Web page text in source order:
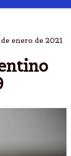
de enero de 2021